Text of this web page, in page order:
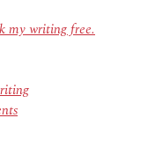
my writing free.